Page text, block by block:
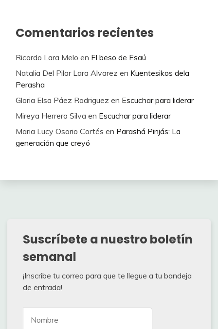
Comentarios recientes
Ricardo Lara Melo en El beso de Esaú
Natalia Del Pilar Lara Alvarez en Kuentesikos dela
Perasha
Gloria Elsa Páez Rodriguez en Escuchar para liderar
Mireya Herrera Silva en Escuchar para liderar
Maria Lucy Osorio Cortés en Parashá Pinjás: La
generación que creyó
Suscríbete a nuestro boletín
semanal
¡Inscribe tu correo para que te llegue a tu bandeja
de entrada!